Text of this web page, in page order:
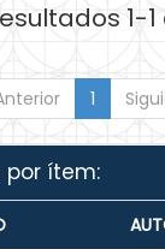
1-1
1
por ítem: